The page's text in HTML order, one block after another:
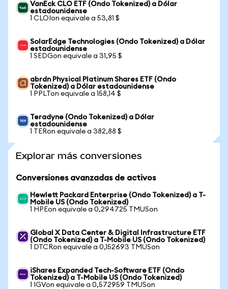
VanEck CLO ETF (Ondo Tokenized) a Dólar
estadounidense
1 CLOIon equivale a 53,81 $
SolarEdge Technologies (Ondo Tokenized) a Dólar
estadounidense
1 SEDGon equivale a 31,95 $
abrdn Physical Platinum Shares ETF (Ondo
Tokenized) a Dólar estadounidense
1 PPLTon equivale a 158,14 $
Teradyne (Ondo Tokenized) a Dólar
estadounidense
1 TERon equivale a 382,88 $
Explorar más conversiones
Conversiones avanzadas de activos
Hewlett Packard Enterprise (Ondo Tokenized) a T-
Mobile US (Ondo Tokenized)
1 HPEon equivale a 0,294725 TMUSon
Global X Data Center & Digital Infrastructure ETF
(Ondo Tokenized) a T-Mobile US (Ondo Tokenized)
1 DTCRon equivale a 0,152693 TMUSon
iShares Expanded Tech-Software ETF (Ondo
Tokenized) a T-Mobile US (Ondo Tokenized)
1 IGVon equivale a 0,572959 TMUSon